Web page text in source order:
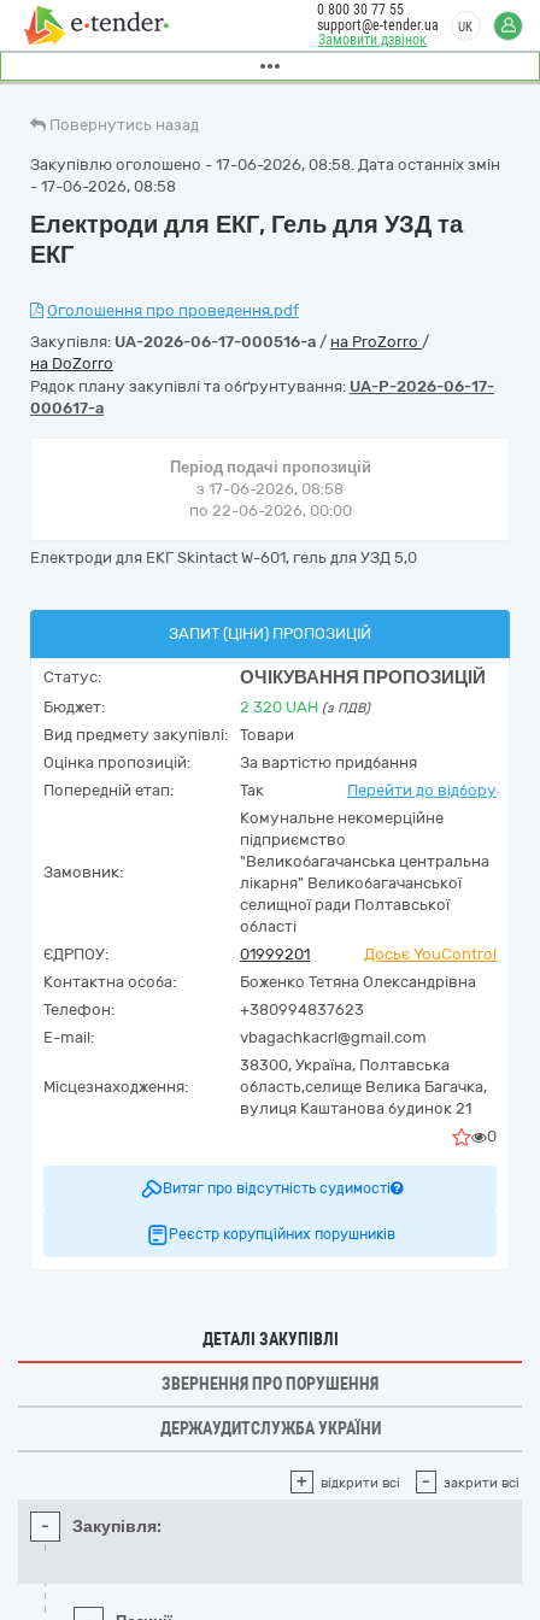
Замовити дзвінок
0 800 30 77 55
support@e-tender.ua
UK
Повернутись назад
Закупівлю оголошено - 17-06-2026, 08:58. Дата останніх змін
- 17-06-2026, 08:58
Електроди для ЕКГ, Гель для УЗД та
ЕКГ
Оголошення про проведення.pdf
Закупівля: UA-2026-06-17-000516-a / на ProZorro /
на DoZorro
Рядок плану закупівлі та обґрунтування: UA-P-2026-06-17-
000617-a
Період подачі пропозицій
з 17-06-2026, 08:58
по 22-06-2026, 00:00
Електроди для ЕКГ Skintact W-601, гель для УЗД 5,0
ЗАПИТ (ЦІНИ) ПРОПОЗИЦІЙ
Статус: ОЧІКУВАННЯ ПРОПОЗИЦІЙ
Бюджет: 2 320 UAH (з ПДВ)
Вид предмету закупівлі:
Товари
Оцінка пропозицій:
За вартістю придбання
Попередній етап:
Так Перейти до відбору
Замовник:
Комунальне некомерційне
підприємство
"Великобагачанська центральна
лікарня" Великобагачанської
селищної ради Полтавської
області
ЄДРПОУ:
01999201
Досьє YouControl
Контактна особа:
Боженко Тетяна Олександрівна
Телефон:
+380994837623
E-mail:
vbagachkacrl@gmail.com
Місцезнаходження:
38300, Україна, Полтавська
область,селище Велика Багачка,
вулиця Каштанова будинок 21
0
Витяг про відсутність судимості
Реєстр корупційних порушників
ДЕТАЛІ ЗАКУПІВЛІ
ЗВЕРНЕННЯ ПРО ПОРУШЕННЯ
ДЕРЖАУДИТСЛУЖБА УКРАЇНИ
+ відкрити всі - закрити всі
- Закупівля: